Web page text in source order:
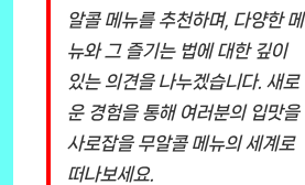
알콜 메뉴를 추천하며, 다양한 메
뉴와 그 즐기는 법에 대한 깊이
있는 의견을 나누겠습니다. 새로
운 경험을 통해 여러분의 입맛을
사로잡을 무알콜 메뉴의 세계로
떠나보세요.